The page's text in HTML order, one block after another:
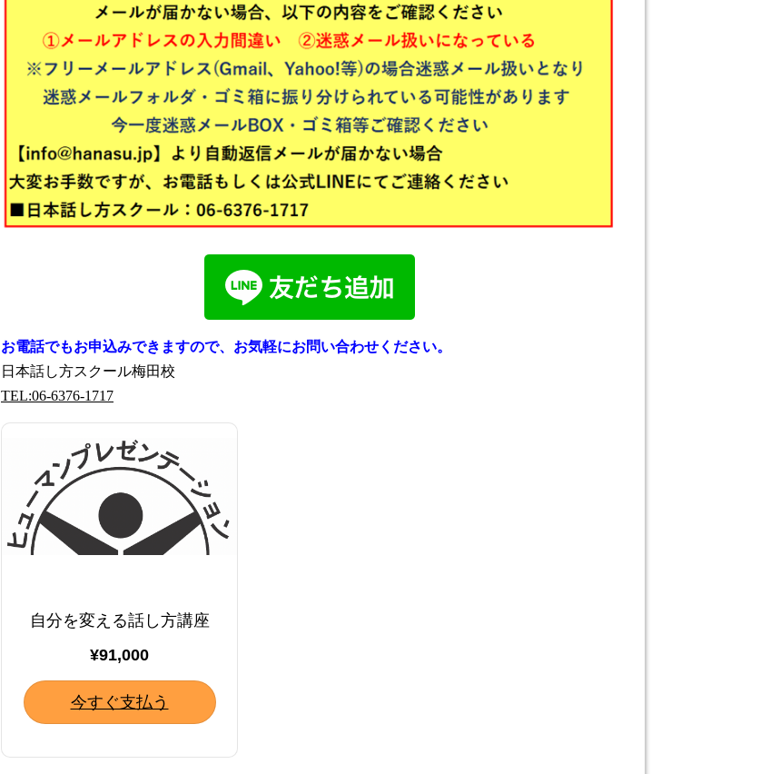
お電話でもお申込みできますので、お気軽にお問い合わせください。
日本話し方スクール梅田校
TEL:06-6376-1717
自分を変える話し方講座
¥91,000
今すぐ支払う